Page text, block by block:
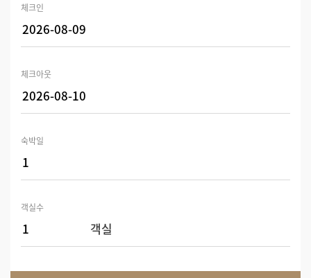
체크인
체크아웃
숙박일
객실수
객실